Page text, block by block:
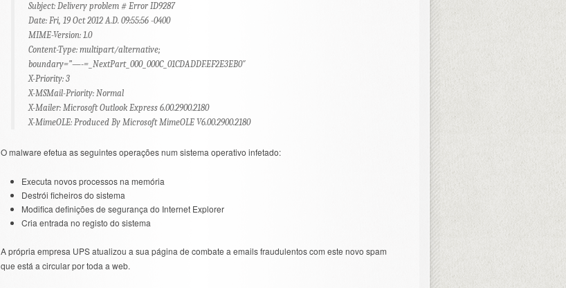
Subject: Delivery problem # Error ID9287
Date: Fri, 19 Oct 2012 A.D. 09:55:56 -0400
MIME-Version: 1.0
Content-Type: multipart/alternative;
boundary=”—-=_NextPart_000_000C_01CDADDF.EF2E3EB0″
X-Priority: 3
X-MSMail-Priority: Normal
X-Mailer: Microsoft Outlook Express 6.00.2900.2180
X-MimeOLE: Produced By Microsoft MimeOLE V6.00.2900.2180
O malware efetua as seguintes operações num sistema operativo infetado:
Executa novos processos na memória
Destrói ficheiros do sistema
Modifica definições de segurança do Internet Explorer
Cria entrada no registo do sistema
A própria empresa UPS atualizou a sua página de combate a emails fraudulentos com este novo spam
que está a circular por toda a web.